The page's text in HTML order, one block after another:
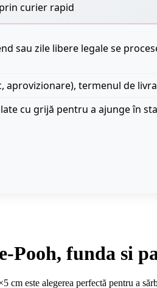
curier rapid
sau zile libere legale se
aprovizionare), termenul de
cu grijă pentru a ajunge în
funda si
este alegerea perfectă pentru a